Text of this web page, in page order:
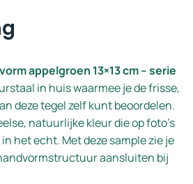
appelgroen 13×13 cm – serie
in huis waarmee je de frisse,
deze tegel zelf kunt beoordelen.
natuurlijke kleur die op foto’s
het echt. Met deze sample zie je
aansluiten bij